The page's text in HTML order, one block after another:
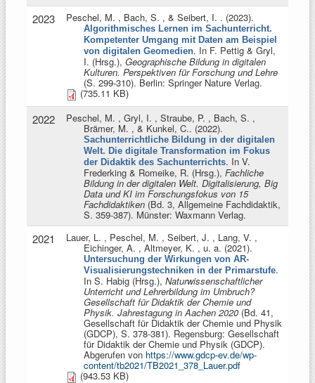
2023 Peschel, M. , Bach, S. , & Seibert, I. . (2023).
Algorithmisches Lernen im Sachunterricht.
Kompetenter Umgang mit Daten am Beispiel
von digitalen Geomedien. In F. Pettig & Gryl,
I. (Hrsg.), Geographische Bildung in digitalen
Kulturen. Perspektiven für Forschung und Lehre
(S. 299-310). Berlin: Springer Nature Verlag.
(735.11 KB)
2022 Peschel, M. , Gryl, I. , Straube, P. , Bach, S. ,
Brämer, M. , & Kunkel, C.. (2022).
Sachunterrichtliche Bildung in der digitalen
Welt. Die digitale Transformation im Fokus
der Didaktik des Sachunterrichts. In V.
Frederking & Romeike, R. (Hrsg.), Fachliche
Bildung in der digitalen Welt. Digitalisierung, Big
Data und KI im Forschungsfokus von 15
Fachdidaktiken (Bd. 3, Allgemeine Fachdidaktik,
S. 359-387). Münster: Waxmann Verlag.
2021 Lauer, L. , Peschel, M. , Seibert, J. , Lang, V. ,
Eichinger, A. , Altmeyer, K. , u. a. (2021).
Untersuchung der Wirkungen von AR-
Visualisierungstechniken in der Primarstufe.
In S. Habig (Hrsg.), Naturwissenschaftlicher
Unterricht und Lehrerbildung im Umbruch?
Gesellschaft für Didaktik der Chemie und
Physik. Jahrestagung in Aachen 2020 (Bd. 41,
Gesellschaft für Didaktik der Chemie und Physik
(GDCP), S. 378-381). Regensburg: Gesellschaft
für Didaktik der Chemie und Physik (GDCP).
Abgerufen von https://www.gdcp-ev.de/wp-
content/tb2021/TB2021_378_Lauer.pdf
(943.53 KB)